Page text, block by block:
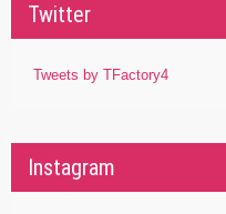
Twitter
Tweets by TFactory4
Instagram